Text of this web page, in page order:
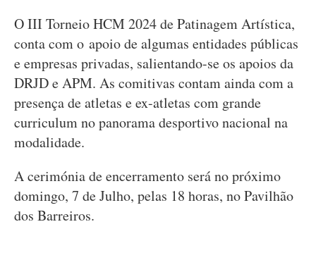
O III Torneio HCM 2024 de Patinagem Artística,
conta com o apoio de algumas entidades públicas
e empresas privadas, salientando-se os apoios da
DRJD e APM. As comitivas contam ainda com a
presença de atletas e ex-atletas com grande
curriculum no panorama desportivo nacional na
modalidade.
A cerimónia de encerramento será no próximo
domingo, 7 de Julho, pelas 18 horas, no Pavilhão
dos Barreiros.